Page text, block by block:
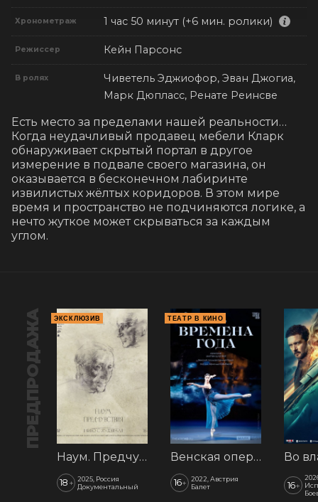
Хронометраж 1 час 50 минут (+6 мин. ролики)
Режиссер Кейн Парсонс
В ролях
Чиветель Эджиофор, Эван Джогиа,
Марк Дюпласс, Ренате Реинсве
Есть место за пределами нашей реальности…
Когда неудачливый продавец мебели Кларк
обнаруживает скрытый портал в другое
измерение в подвале своего магазина, он
оказывается в бесконечном лабиринте
извилистых жёлтых коридоров. В этом мире
время и пространство не подчиняются логике, а
нечто жуткое может скрываться за каждым
углом.
ПРЕДПРОДАЖА ЭКСКЛЮЗИВ
Наум. Предчувствия
18 + 2025, Россия
Документальный
ТЕАТР В КИНО
Венская опера: Времена года
16+
2022, Австрия
Балет
16+